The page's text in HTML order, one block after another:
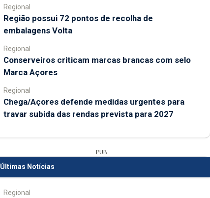
Regional
Região possui 72 pontos de recolha de
embalagens Volta
Regional
Conserveiros criticam marcas brancas com selo
Marca Açores
Regional
Chega/Açores defende medidas urgentes para
travar subida das rendas prevista para 2027
PUB
Últimas Notícias
Regional